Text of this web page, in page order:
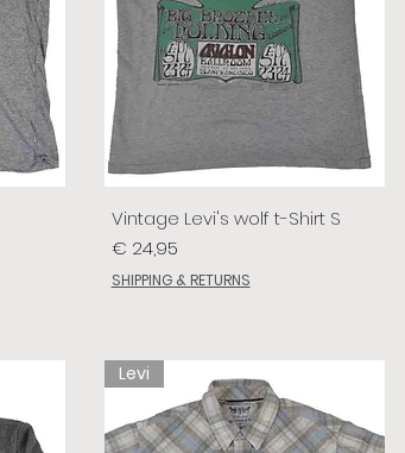
Vintage Levi's wolf t-Shirt S
Prijs
€ 24,95
SHIPPING & RETURNS
Levi